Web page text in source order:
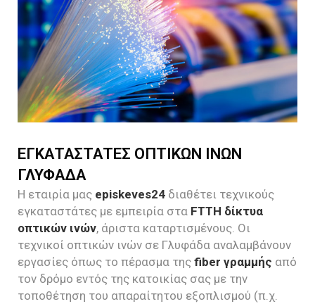
ΕΓΚΑΤΑΣΤΑΤΕΣ ΟΠΤΙΚΩΝ ΙΝΩΝ
ΓΛΥΦΑΔΑ
Η εταιρία μας episkeves24 διαθέτει τεχνικούς
εγκαταστάτες με εμπειρία στα FTTH δίκτυα
οπτικών ινών, άριστα καταρτισμένους. Οι
τεχνικοί οπτικών ινών σε Γλυφάδα αναλαμβάνουν
εργασίες όπως το πέρασμα της fiber γραμμής από
τον δρόμο εντός της κατοικίας σας με την
τοποθέτηση του απαραίτητου εξοπλισμού (π.χ.